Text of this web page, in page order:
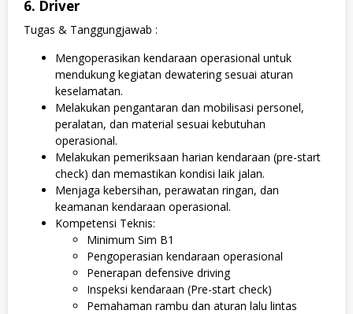
6. Driver
Tugas & Tanggungjawab :
Mengoperasikan kendaraan operasional untuk
mendukung kegiatan dewatering sesuai aturan
keselamatan.
Melakukan pengantaran dan mobilisasi personel,
peralatan, dan material sesuai kebutuhan
operasional.
Melakukan pemeriksaan harian kendaraan (pre-start
check) dan memastikan kondisi laik jalan.
Menjaga kebersihan, perawatan ringan, dan
keamanan kendaraan operasional.
Kompetensi Teknis:
Minimum Sim B1
Pengoperasian kendaraan operasional
Penerapan defensive driving
Inspeksi kendaraan (Pre-start check)
Pemahaman rambu dan aturan lalu lintas